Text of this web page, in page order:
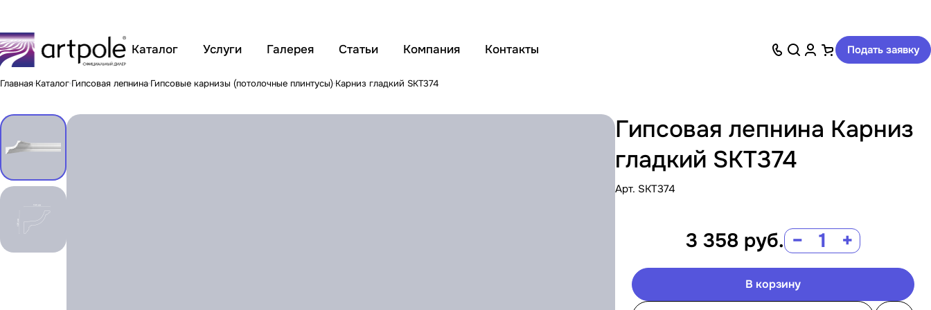
Каталог Услуги Галерея Статьи Компания Контакты Подать заявку
Главная Каталог Гипсовая лепнина Гипсовые карнизы (потолочные плинтусы) Карниз гладкий SKT374
Гипсовая лепнина Карниз
гладкий SKT374
Арт. SKT374
3 358 руб. − +
В корзину